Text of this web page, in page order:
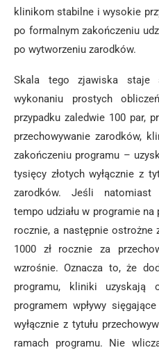
klinikom stabilne i wysokie
po formalnym zakończeniu
po wytworzeniu zarodków.
Skala tego zjawiska staje
wykonaniu prostych
przypadku zaledwie 100 par,
przechowywanie zarodków,
zakończeniu programu –
tysięcy złotych wyłącznie z
zarodków. Jeśli natomiast
tempo udziału w programie
rocznie, a następnie ostrożne
1000 zł rocznie za
wzrośnie. Oznacza to, że
programu, kliniki uzyskają
programem wpływy
wyłącznie z tytułu
ramach programu. Nie